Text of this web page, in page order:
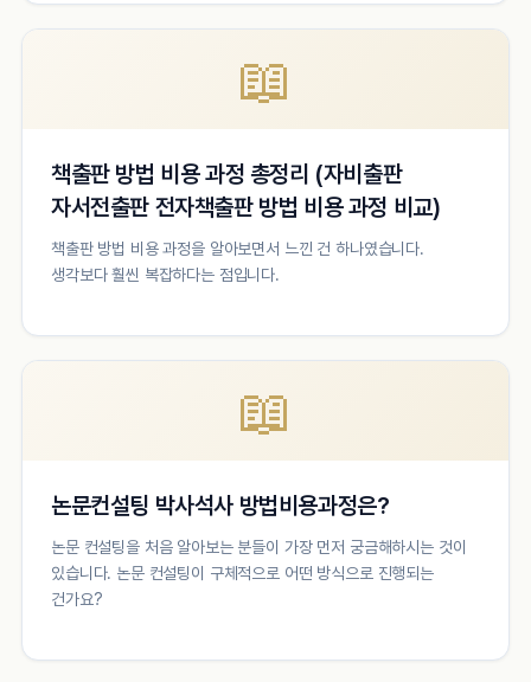
📖
책출판 방법 비용 과정 총정리 (자비출판
자서전출판 전자책출판 방법 비용 과정 비교)
책출판 방법 비용 과정을 알아보면서 느낀 건 하나였습니다.
생각보다 훨씬 복잡하다는 점입니다.
📖
논문컨설팅 박사석사 방법비용과정은?
논문 컨설팅을 처음 알아보는 분들이 가장 먼저 궁금해하시는 것이
있습니다. 논문 컨설팅이 구체적으로 어떤 방식으로 진행되는
건가요?